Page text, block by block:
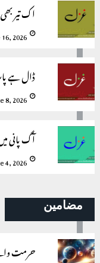
اک تیر
2026
ڈال ہے
8, 2026
آگ پانی
4, 2026
مضامین
حرمت